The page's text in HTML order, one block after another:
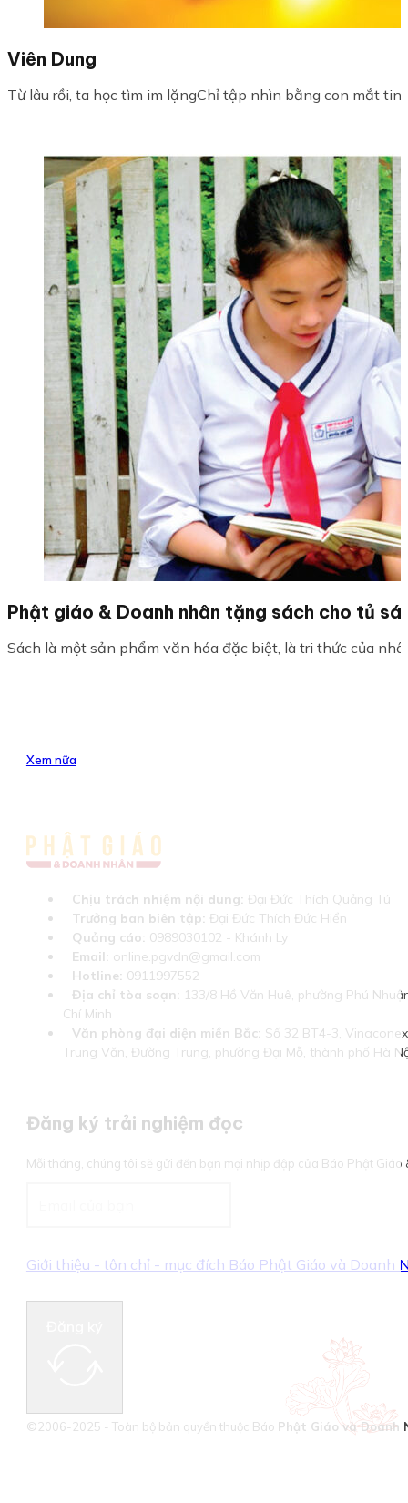
Viên Dung
Từ lâu rồi, ta học tìm im lặngChỉ tập nhìn bằng con mắt
Phật giáo & Doanh nhân tặng sách cho tủ
Sách là một sản phẩm văn hóa đặc biệt, là tri thức của
Xem nữa
Chịu trách nhiệm nội dung: Đại Đức Thích Quảng Tú
Trưởng ban biên tập: Đại Đức Thích Đức Hiển
Quảng cáo: 0989030102 - Khánh Ly
Email: online.pgvdn@gmail.com
Hotline: 0911997552
Địa chỉ tòa soạn: 133/8 Hồ Văn Huê, phường Phú
Chí Minh
Văn phòng đại diện miền Bắc: Số 32 BT4-3,
Trung Văn, Đường Trung, phường Đại Mỗ, thành phố Hà
Đăng ký trải nghiệm đọc
Mỗi tháng, chúng tôi sẽ gửi đến bạn mọi nhịp đập của Báo Phật Giáo
Giới thiệu - tôn chỉ - mục đích Báo Phật Giáo và Doanh
©2006-2025 - Toàn bộ bản quyền thuộc Báo Phật Giáo và Doanh